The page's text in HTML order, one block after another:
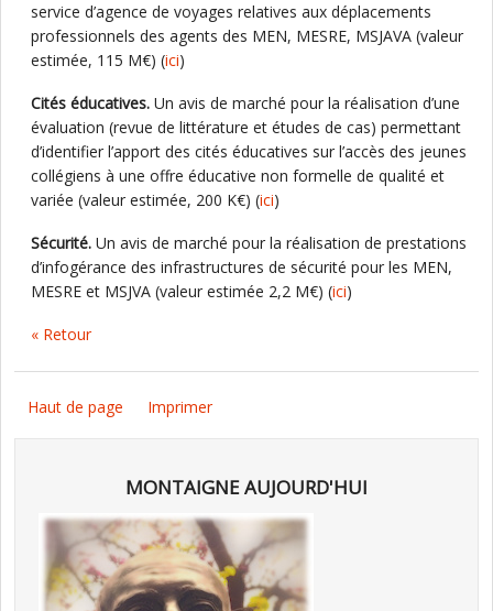
service d’agence de voyages relatives aux déplacements
professionnels des agents des MEN, MESRE, MSJAVA (valeur
estimée, 115 M€) (ici)
Cités éducatives. Un avis de marché pour la réalisation d’une
évaluation (revue de littérature et études de cas) permettant
d’identifier l’apport des cités éducatives sur l’accès des jeunes
collégiens à une offre éducative non formelle de qualité et
variée (valeur estimée, 200 K€) (ici)
Sécurité. Un avis de marché pour la réalisation de prestations
d’infogérance des infrastructures de sécurité pour les MEN,
MESRE et MSJVA (valeur estimée 2,2 M€) (ici)
« Retour
Haut de page Imprimer
MONTAIGNE AUJOURD'HUI